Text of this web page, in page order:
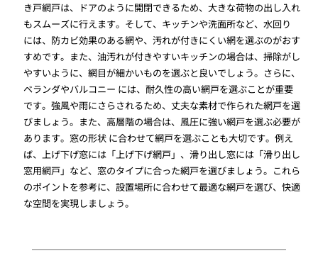
き戸網戸は、ドアのように開閉できるため、大きな荷物の出し入れ
もスムーズに行えます。そして、キッチンや洗面所など、水回り
には、防カビ効果のある網や、汚れが付きにくい網を選ぶのがおす
すめです。また、油汚れが付きやすいキッチンの場合は、掃除がし
やすいように、網目が細かいものを選ぶと良いでしょう。さらに、
ベランダやバルコニー には、耐久性の高い網戸を選ぶことが重要
です。強風や雨にさらされるため、丈夫な素材で作られた網戸を選
びましょう。また、高層階の場合は、風圧に強い網戸を選ぶ必要が
あります。窓の形状 に合わせて網戸を選ぶことも大切です。例え
ば、上げ下げ窓には「上げ下げ網戸」、滑り出し窓には「滑り出し
窓用網戸」など、窓のタイプに合った網戸を選びましょう。これら
のポイントを参考に、設置場所に合わせて最適な網戸を選び、快適
な空間を実現しましょう。